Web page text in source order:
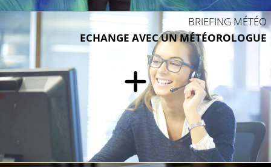
BRIEFING MÉTÉO
ECHANGE AVEC UN MÉTÉOROLOGUE